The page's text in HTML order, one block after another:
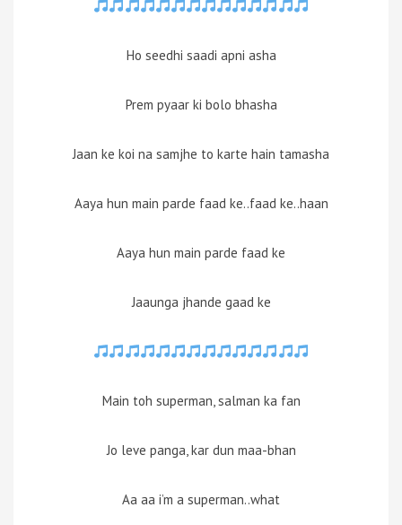
Ho seedhi saadi apni asha
Prem pyaar ki bolo bhasha
Jaan ke koi na samjhe to karte hain tamasha
Aaya hun main parde faad ke..faad ke..haan
Aaya hun main parde faad ke
Jaaunga jhande gaad ke
Main toh superman, salman ka fan
Jo leve panga, kar dun maa-bhan
Aa aa i’m a superman..what